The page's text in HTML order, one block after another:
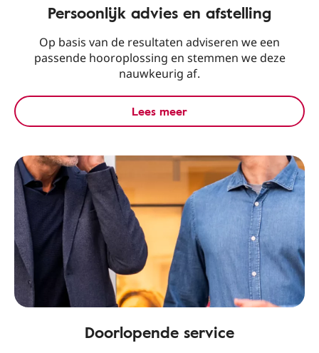
Persoonlijk advies en afstelling
Op basis van de resultaten adviseren we een
passende hooroplossing en stemmen we deze
nauwkeurig af.
Lees meer
Doorlopende service